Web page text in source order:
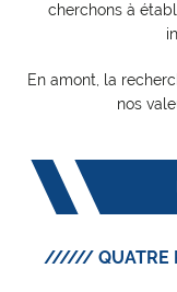
cherchons à
En amont, la
nos
////// QUATRE